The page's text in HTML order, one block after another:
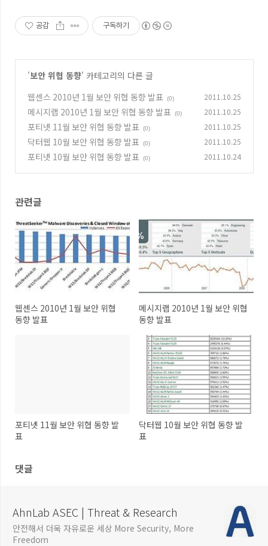
공감 구독하기
'보안 위협 동향' 카테고리의 다른 글
웹센스 2010년 1월 보안 위협 동향 발표 (0) 2011.10.25
메시지랩 2010년 1월 보안 위협 동향 발표 (0) 2011.10.25
포티넷 11월 보안 위협 동향 발표 (0) 2011.10.25
닥터웹 10월 보안 위협 동향 발표 (0) 2011.10.25
포티넷 10월 보안 위협 동향 발표 (0) 2011.10.24
관련글
웹센스 2010년 1월 보안 위협
동향 발표
메시지랩 2010년 1월 보안 위협
동향 발표
포티넷 11월 보안 위협 동향 발
표
닥터웹 10월 보안 위협 동향 발
표
댓글
AhnLab ASEC | Threat & Research
안전해서 더욱 자유로운 세상 More Security, More
Freedom